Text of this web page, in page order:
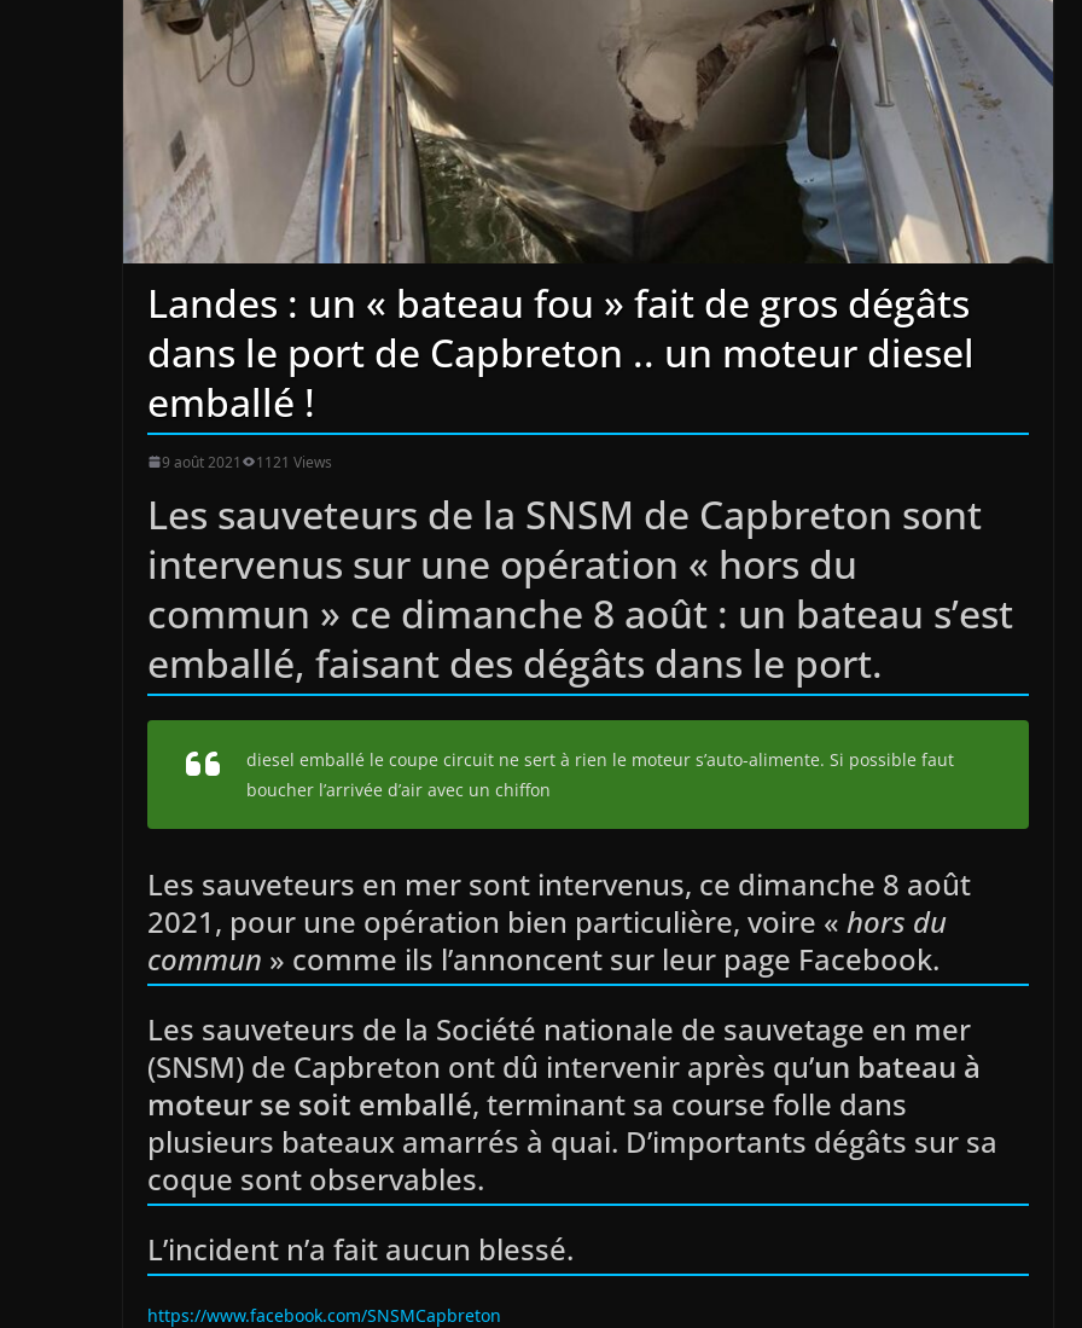
Landes : un « bateau fou » fait de gros dégâts
dans le port de Capbreton .. un moteur diesel
emballé !
9 août 2021 1121 Views
Les sauveteurs de la SNSM de Capbreton sont
intervenus sur une opération « hors du
commun » ce dimanche 8 août : un bateau s’est
emballé, faisant des dégâts dans le port.
diesel emballé le coupe circuit ne sert à rien le moteur s’auto-alimente. Si possible faut
boucher l’arrivée d’air avec un chiffon
Les sauveteurs en mer sont intervenus, ce dimanche 8 août
2021, pour une opération bien particulière, voire « hors du
commun » comme ils l’annoncent sur leur page Facebook.
Les sauveteurs de la Société nationale de sauvetage en mer
(SNSM) de Capbreton ont dû intervenir après qu’un bateau à
moteur se soit emballé, terminant sa course folle dans
plusieurs bateaux amarrés à quai. D’importants dégâts sur sa
coque sont observables.
L’incident n’a fait aucun blessé.
https://www.facebook.com/SNSMCapbreton